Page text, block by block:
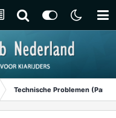
Technische Problemen